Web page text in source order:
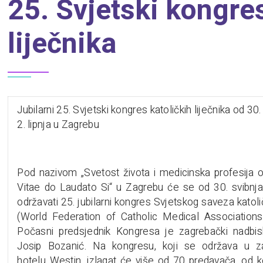
25. Svjetski
liječnika
Jubilarni 25. Svjetski kongres katoličkih liječnika od
2. lipnja u Zagrebu
Pod nazivom „Svetost života i medicinska profesija
Vitae do Laudato Si“ u Zagrebu će se od 30.
održavati 25. jubilarni kongres Svjetskog saveza
(World Federation of Catholic Medical
Počasni predsjednik Kongresa je zagrebački
Josip Bozanić. Na kongresu, koji se održava u